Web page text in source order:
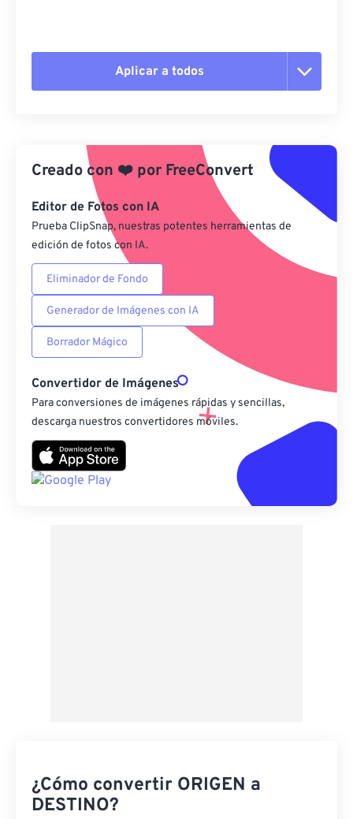
Aplicar a todos
Aplicar desde el ajuste preestablecido
Guardar como preestablecido
Creado con ❤️ por FreeConvert
Editor de Fotos con IA
Prueba ClipSnap, nuestras potentes herramientas de
edición de fotos con IA.
Eliminador de Fondo
Generador de Imágenes con IA
Borrador Mágico
Convertidor de Imágenes
Para conversiones de imágenes rápidas y sencillas,
descarga nuestros convertidores móviles.
¿Cómo convertir ORIGEN a
DESTINO?